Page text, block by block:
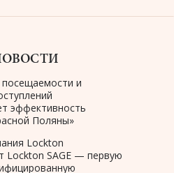
посещаемости и
эффективность
Поляны»
Lockton
Lockton SAGE — первую